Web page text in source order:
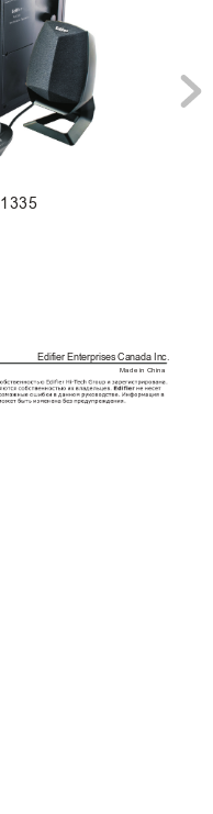
Made in China
Edifier Enterprises Canada Inc.
1 335